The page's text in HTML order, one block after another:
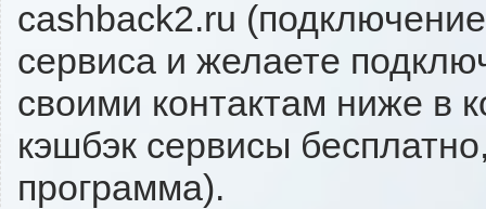
cashback2.ru
сервиса и желаете
своими контактам ниже в
кэшбэк сервисы
программа).